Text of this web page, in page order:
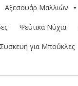
Αξεσουάρ Μαλλιών
Ψεύτικα Νύχια
Συσκευή για Μπούκλες